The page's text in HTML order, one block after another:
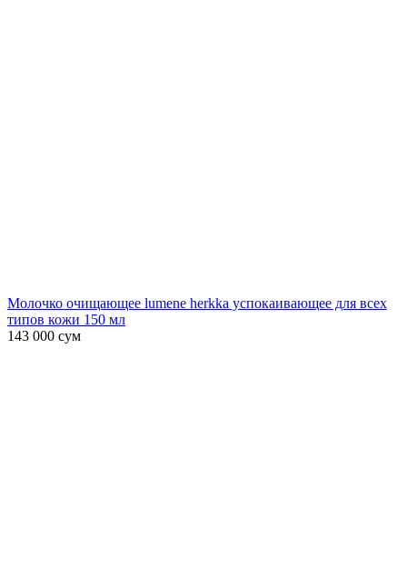
Молочко очищающее lumene herkka успокаивающее для всех
типов кожи 150 мл
143 000 сум